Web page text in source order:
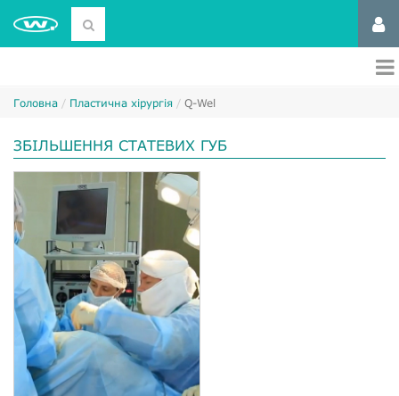
Головна Пластична хірургія Q-Wel
ЗБІЛЬШЕННЯ СТАТЕВИХ ГУБ